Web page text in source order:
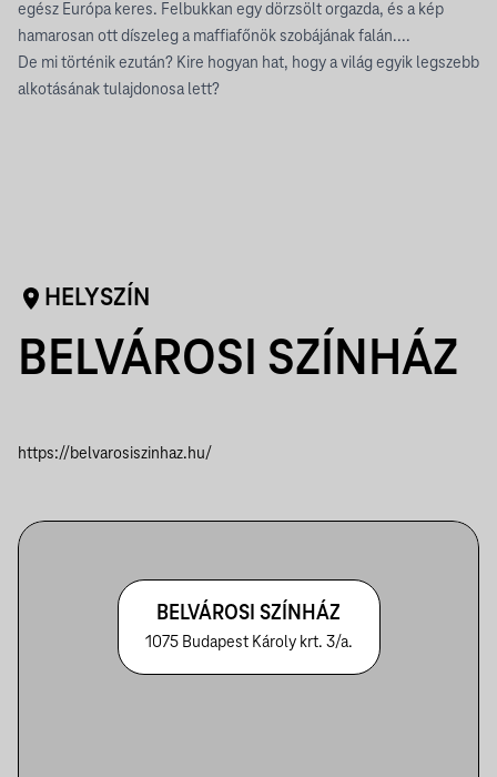
egész Európa keres. Felbukkan egy dörzsölt orgazda, és a kép
hamarosan ott díszeleg a maffiafőnök szobájának falán....
De mi történik ezután? Kire hogyan hat, hogy a világ egyik legszebb
alkotásának tulajdonosa lett?
HELYSZÍN
BELVÁROSI SZÍNHÁZ
https://belvarosiszinhaz.hu/
BELVÁROSI SZÍNHÁZ
1075 Budapest Károly krt. 3/a.